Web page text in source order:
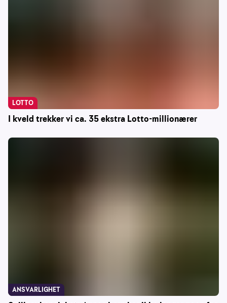
I kveld trekker vi ca. 35 ekstra Lotto-millionærer
LOTTO
ANSVARLIGHET